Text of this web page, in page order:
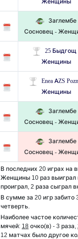
Заглембе
Сосновец -
25 Быдгощ
Женщины
Enea AZS
Женщины
Заглембе
Сосновец -
Заглембе
Сосновец -
В последних 20 играх на
Женщины 10 раз выиграл
проиграл, 2 раза сыграл
В сумме за 20 игр забито
четверть.
Наиболее частое
мячей: 18 очко(в) - 3 раза,
12 матчах было другое